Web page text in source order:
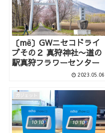
〔më〕GWニセコドライ
ブその２ 真狩神社〜道の
駅真狩フラワーセンター
2023.05.06
ガジェット